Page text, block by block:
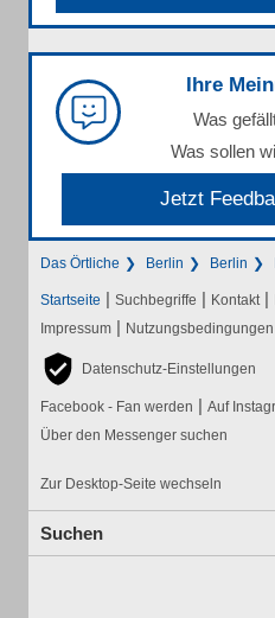
Ihre
Was
Was sollen
Jetzt
Das Örtliche Berlin Berlin
Startseite | Suchbegriffe | Kontakt |
Impressum | Nutzungsbedingungen
Datenschutz-Einstellungen
Facebook - Fan werden | Auf
Über den Messenger suchen
Zur Desktop-Seite wechseln
Suchen